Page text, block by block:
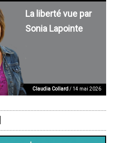
La liberté vue par
Sonia Lapointe
Claudia Collard/ 14 mai 2026